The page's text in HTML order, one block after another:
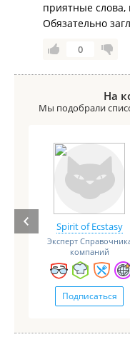
приятные
Обязательно
0
На
Мы подобрали
Spirit of Ecstasy
Эксперт
компаний
Подписаться